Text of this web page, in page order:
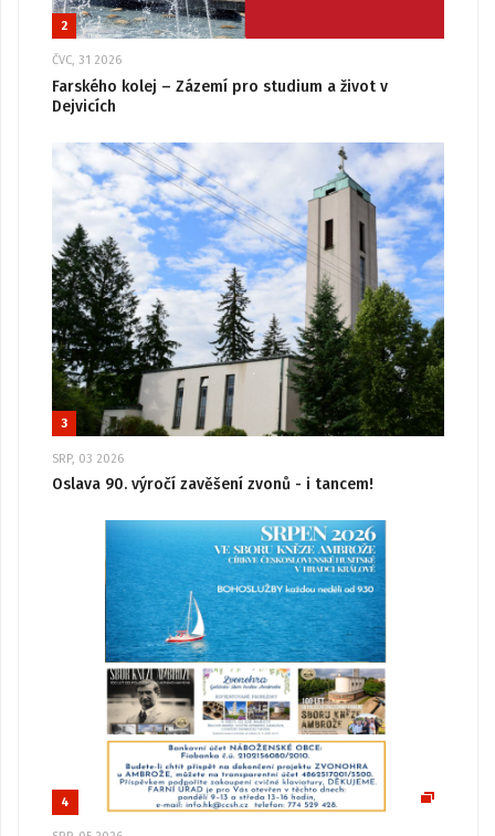
2
ČVC, 31 2026
Farského kolej – Zázemí pro studium a život v
Dejvicích
3
SRP, 03 2026
Oslava 90. výročí zavěšení zvonů - i tancem!
4